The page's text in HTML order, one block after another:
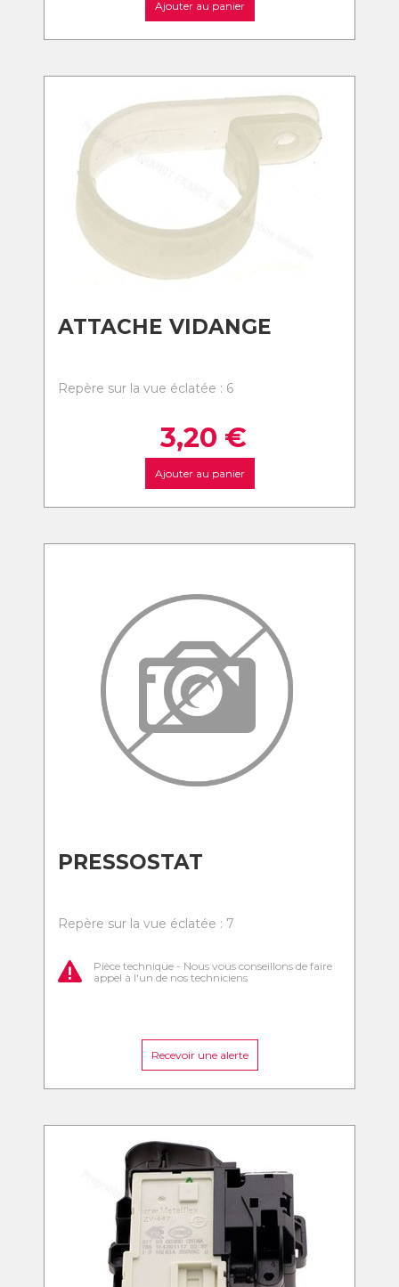
Ajouter au panier
ATTACHE VIDANGE
Repère sur la vue éclatée : 6
3,20 €
Ajouter au panier
PRESSOSTAT
Repère sur la vue éclatée : 7
Pièce technique - Nous vous conseillons de faire
appel à l'un de nos techniciens
Recevoir une alerte